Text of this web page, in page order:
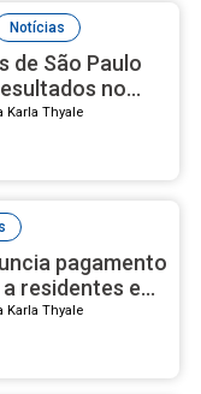
Notícias
de São Paulo
no
com Ideb
Karla Thyale
pagamento
residentes em
Karla Thyale